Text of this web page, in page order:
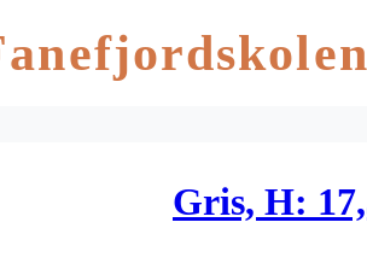
Gris, H: